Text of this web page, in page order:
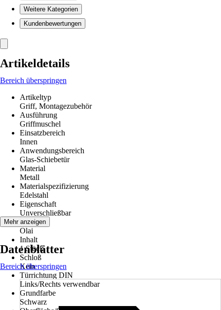
Weitere Kategorien
Kundenbewertungen
Artikeldetails
Bereich überspringen
Artikeltyp
Griff, Montagezubehör
Ausführung
Griffmuschel
Einsatzbereich
Innen
Anwendungsbereich
Glas-Schiebetür
Material
Metall
Materialspezifizierung
Edelstahl
Eigenschaft
Unverschließbar
Modell
Olai
Inhalt
1 Stück
Schloß
Kein
Türrichtung DIN
Links/Rechts verwendbar
Grundfarbe
Schwarz
Mehr anzeigen
Datenblätter
Bereich überspringen